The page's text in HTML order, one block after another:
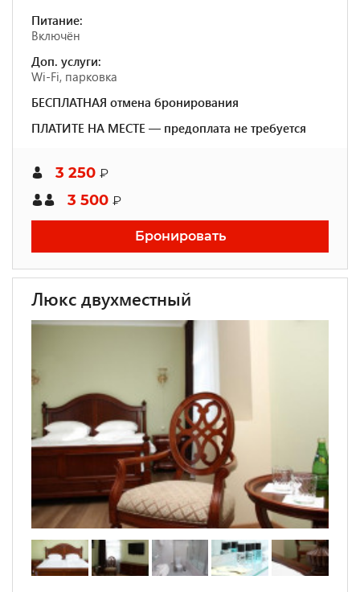
Питание:
Включён
Доп. услуги:
Wi-Fi, парковка
БЕСПЛАТНАЯ отмена бронирования
ПЛАТИТЕ НА МЕСТЕ — предоплата не требуется
3 250 ₽
3 500 ₽
Бронировать
Люкс двухместный